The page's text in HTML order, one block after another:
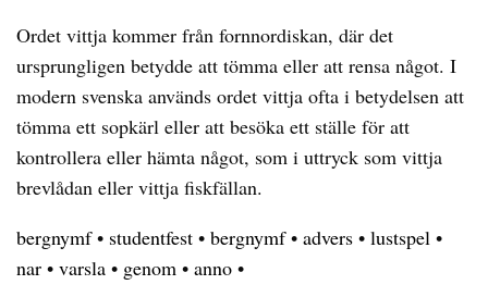
Ordet vittja kommer från fornnordiskan, där det
ursprungligen betydde att tömma eller att rensa något. I
modern svenska används ordet vittja ofta i betydelsen att
tömma ett sopkärl eller att besöka ett ställe för att
kontrollera eller hämta något, som i uttryck som vittja
brevlådan eller vittja fiskfällan.
bergnymf• studentfest • bergnymf• advers • lustspel •
nar • varsla • genom • anno •